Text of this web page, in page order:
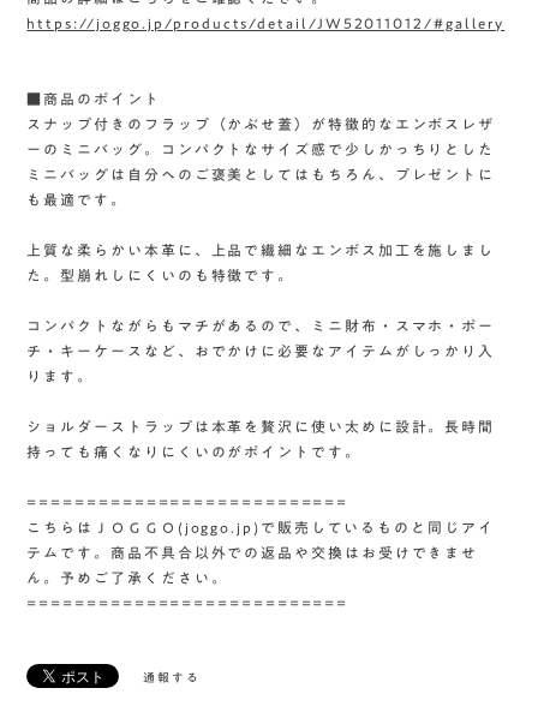
https://joggo.jp/products/detail/JW52011012/#gallery
■商品のポイント
スナップ付きのフラップ（かぶせ蓋）が特徴的なエンボスレザ
ーのミニバッグ。コンパクトなサイズ感で少しかっちりとした
ミニバッグは自分へのご褒美としてはもちろん、プレゼントに
も最適です。
上質な柔らかい本革に、上品で繊細なエンボス加工を施しまし
た。型崩れしにくいのも特徴です。
コンパクトながらもマチがあるので、ミニ財布・スマホ・ポー
チ・キーケースなど、おでかけに必要なアイテムがしっかり入
ります。
ショルダーストラップは本革を贅沢に使い太めに設計。長時間
持っても痛くなりにくいのがポイントです。
===========================
こちらはＪＯＧＧＯ(joggo.jp)で販売しているものと同じアイ
テムです。商品不具合以外での返品や交換はお受けできませ
ん。予めご了承ください。
===========================
通報する